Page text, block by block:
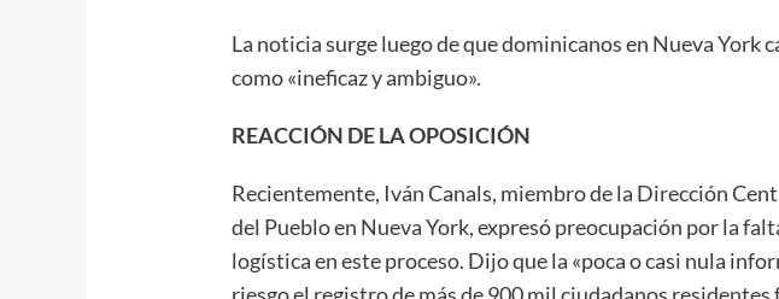
La noticia surge luego de que dominicanos en Nueva York
como «ineficaz y ambiguo».
REACCIÓN DE LA OPOSICIÓN
Recientemente, Iván Canals, miembro de la Dirección
del Pueblo en Nueva York, expresó preocupación por la
logística en este proceso. Dijo que la «poca o casi nula